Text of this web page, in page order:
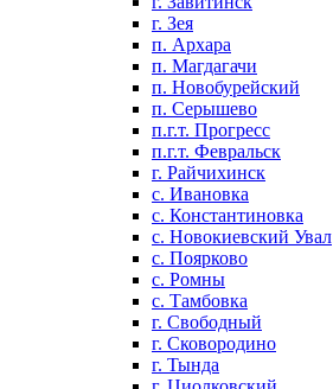
г. Зея
п. Архара
п. Магдагачи
п. Новобурейский
п. Серышево
п.г.т. Прогресс
п.г.т. Февральск
г. Райчихинск
с. Ивановка
с. Константиновка
с. Новокиевский Увал
с. Поярково
с. Ромны
с. Тамбовка
г. Свободный
г. Сковородино
г. Тында